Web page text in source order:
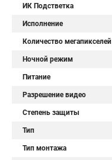
ИК Подстветка
Исполнение
Количество мегапикселей
Ночной режим
Питание
Разрешение видео
Степень защиты
Тип
Тип монтажа